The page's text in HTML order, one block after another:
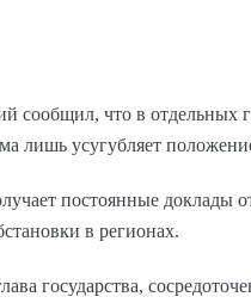
сообщил, что в отдельных
лишь усугубляет
постоянные
в регионах.
государства,